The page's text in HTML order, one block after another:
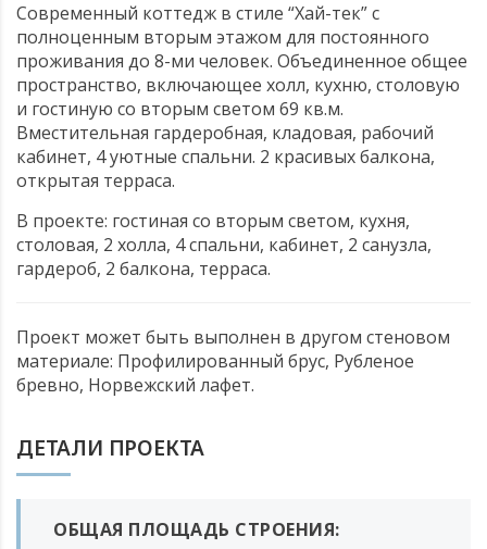
Современный коттедж в стиле “Хай-тек” с
полноценным вторым этажом для постоянного
проживания до 8-ми человек. Объединенное общее
пространство, включающее холл, кухню, столовую
и гостиную со вторым светом 69 кв.м.
Вместительная гардеробная, кладовая, рабочий
кабинет, 4 уютные спальни. 2 красивых балкона,
открытая терраса.
В проекте: гостиная со вторым светом, кухня,
столовая, 2 холла, 4 спальни, кабинет, 2 санузла,
гардероб, 2 балкона, терраса.
Проект может быть выполнен в другом стеновом
материале: Профилированный брус, Рубленое
бревно, Норвежский лафет.
ДЕТАЛИ ПРОЕКТА
ОБЩАЯ ПЛОЩАДЬ СТРОЕНИЯ: